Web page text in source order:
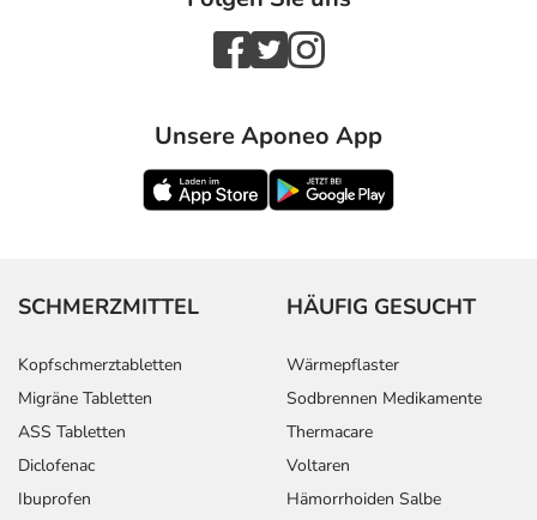
Unsere Aponeo App
SCHMERZMITTEL
Kopfschmerztabletten
Migräne Tabletten
ASS Tabletten
Diclofenac
Ibuprofen
HÄUFIG GESUCHT
Wärmepflaster
Sodbrennen Medikamente
Thermacare
Voltaren
Hämorrhoiden Salbe